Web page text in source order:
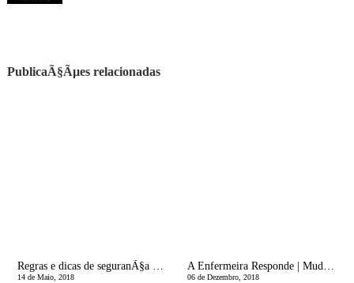
PublicaÃ§Ãµes relacionadas
Regras e dicas de seguranÃ§a para os nossos filhos jogarem consolas e online
14 de Maio, 2018
A Enfermeira Responde | Mudar a Fralda, tem ciÃªncia?
06 de Dezembro, 2018